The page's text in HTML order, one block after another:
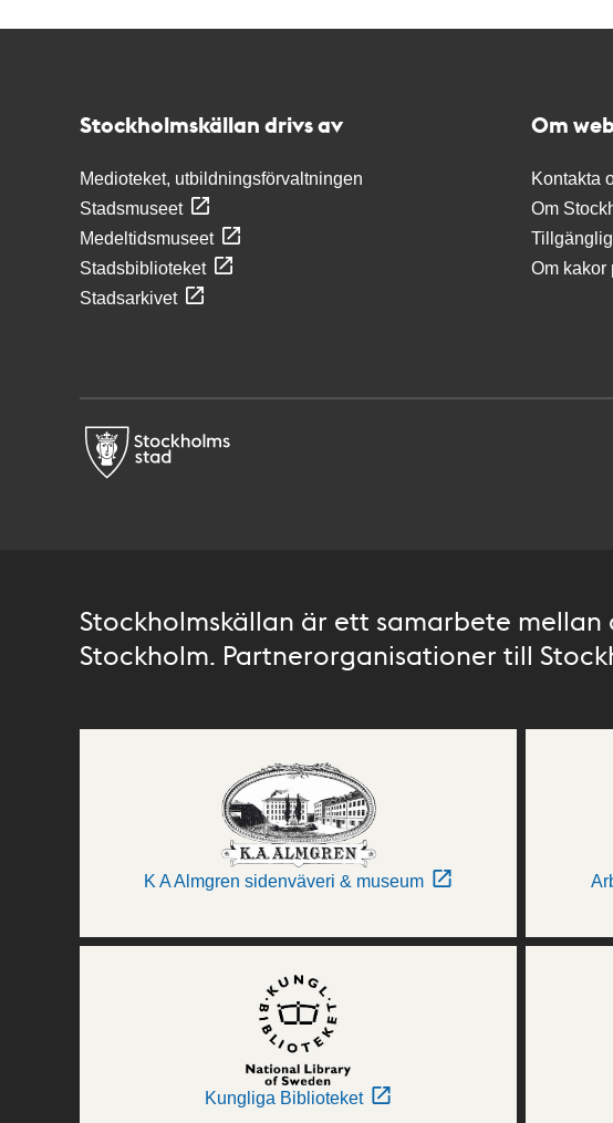
Stockholmskällan drivs av
Medioteket, utbildningsförvaltningen
Stadsmuseet
Medeltidsmuseet
Stadsbiblioteket
Stadsarkivet
Om
Kontakta
Om
Om kakor
Stockholmskällan är ett samarbete mellan
Stockholm. Partnerorganisationer till
K A Almgren sidenväveri & museum
Kungliga Biblioteket